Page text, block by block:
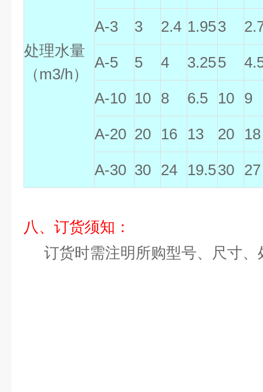
处理水量
（m3/h）
A-3 3 2.4 1.953
A-5 5 4 3.255
A-10 10 8 6.5 10 9
A-20 20 16 13 20 18
A-30 30 24 19.530 27
八、订货须知：
订货时需注明所购型号、尺寸、